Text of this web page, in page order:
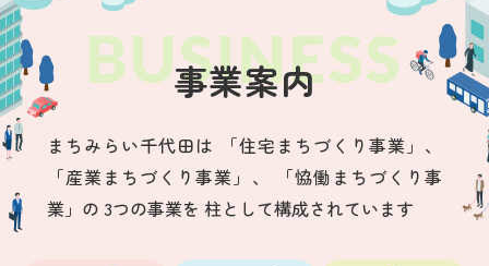
事業案内
まちみらい千代田は
「住宅まちづくり事業」、
「産業まちづくり事業」、
「恊働まちづくり事
業」の 3つの事業を 柱として構成されています